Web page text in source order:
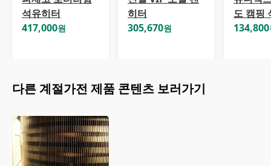
석유히터
417,000원
히터
305,670원
도 캠핑
134,800
다른계절가전 제품 콘텐츠 보러가기